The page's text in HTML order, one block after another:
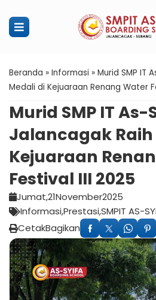
Penerimaan Murid
Beranda » Informasi » Murid SMP IT
Medali di Kejuaraan Renang Water
Murid SMP IT As-
Jalancagak Raih
Kejuaraan
Festival III 2025
Jumat,21November2025
InformasiPrestasiSMPIT AS-
CetakBagikan